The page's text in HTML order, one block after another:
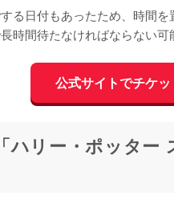
する日付もあったため、時間
時間待たなければならない可
公式サイトでチケ
ハリー・ポッタ